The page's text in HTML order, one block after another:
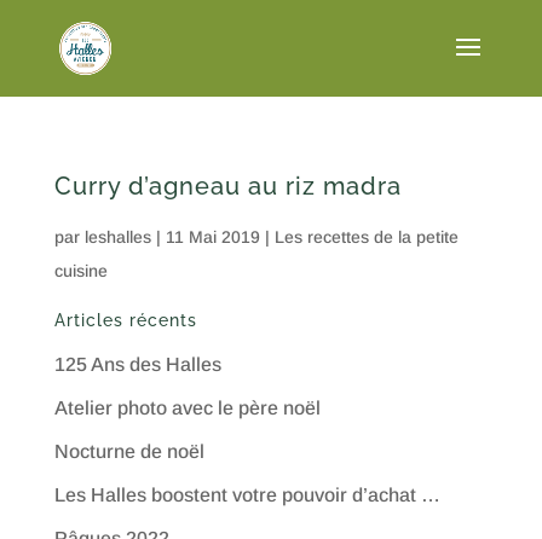
Curry d’agneau au riz madra
par leshalles| 11 Mai 2019 | Les recettes de la petite
cuisine
Articles récents
125 Ans des Halles
Atelier photo avec le père noël
Nocturne de noël
Les Halles boostent votre pouvoir d’achat …